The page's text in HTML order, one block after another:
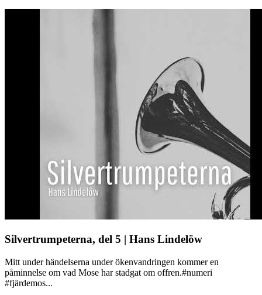
Silvertrumpeterna, del 5 | Hans Lindelöw
Mitt under händelserna under ökenvandringen kommer en
påminnelse om vad Mose har stadgat om offren.#numeri
#fjärdemos...